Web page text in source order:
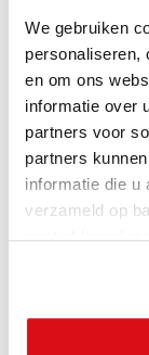
We gebruiken
personaliseren,
en om ons
informatie over
partners voor
partners
informatie die u
verzameld op
gaat akkoord